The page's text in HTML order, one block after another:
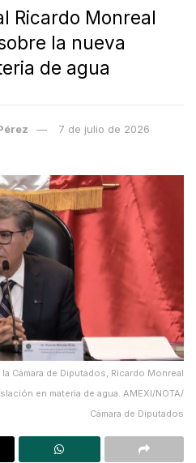
Ricardo Monreal
la nueva
de agua
7 de julio de 2026
Cámara de Diputados, Ricardo Monreal
en materia de agua. AMEXI/NOTA/
Cámara de Diputados